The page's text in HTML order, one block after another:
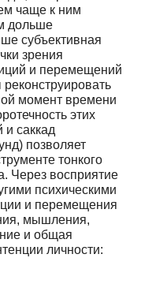
чаще к ним
дольше
субъективная
зрения
и перемещений
момент времени
этих
и саккад
позволяет
тонкого
Через восприятие
психическими
и перемещения
мышления,
и общая
личности: